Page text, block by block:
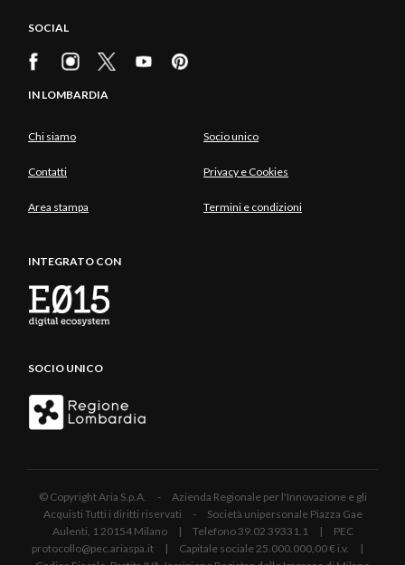
SOCIAL
IN LOMBARDIA
Chi siamo Socio unico
Contatti Privacy e Cookies
Area stampa Termini e condizioni
INTEGRATO CON
SOCIO UNICO
© Copyright Aria S.p.A. - Azienda Regionale per l'Innovazione e gli
Acquisti Tutti i diritti riservati - Società unipersonale Piazza Gae
Aulenti, 1 20154 Milano | Telefono 39.02 39331.1 | PEC
protocollo@pec.ariaspa.it | Capitale sociale 25.000.000,00 € i.v. |